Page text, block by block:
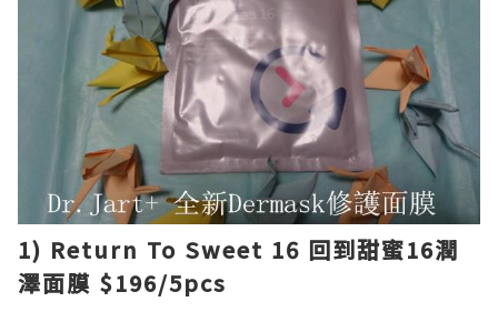
1) Return To Sweet 16 回到甜蜜16潤
澤面膜 $196/5pcs